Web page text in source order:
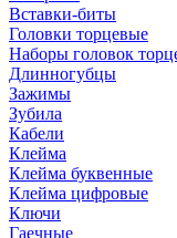
Вставки-биты
Головки торцевые
Наборы головок
Длинногубцы
Зажимы
Зубила
Кабели
Клейма
Клейма буквенные
Клейма цифровые
Ключи
Гаечные